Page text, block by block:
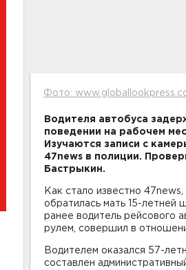
Фото:
Водителя автобуса
поведении на рабочем
Изучаются записи с
47news в полиции.
Бастрыкин.
Как стало известно
обратилась мать 15-летней
ранее водитель рейсового
рулем, совершил в
Водителем оказался 57-
составлен